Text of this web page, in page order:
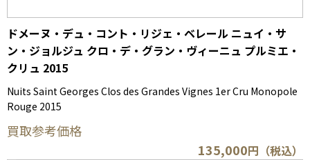
ドメーヌ・デュ・コント・リジェ・ベレール ニュイ・サ
ン・ジョルジュ クロ・デ・グラン・ヴィーニュ プルミエ・
クリュ 2015
Nuits Saint Georges Clos des Grandes Vignes 1er Cru Monopole
Rouge 2015
買取参考価格
135,000円（税込）